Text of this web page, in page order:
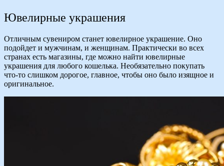
Ювелирные украшения
Отличным сувениром станет ювелирное украшение. Оно
подойдет и мужчинам, и женщинам. Практически во всех
странах есть магазины, где можно найти ювелирные
украшения для любого кошелька. Необязательно покупать
что-то слишком дорогое, главное, чтобы оно было изящное и
оригинальное.